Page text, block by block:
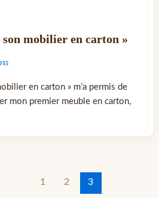
mobilier en carton »
en carton » m’a permis de
mon premier meuble en carton,
1 2 3